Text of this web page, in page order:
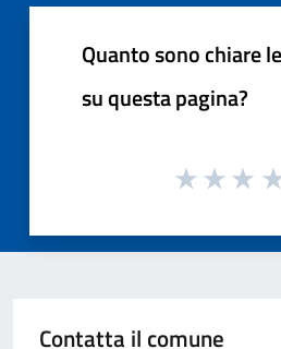
Quanto sono chiare
su questa pagina?
Contatta il comune